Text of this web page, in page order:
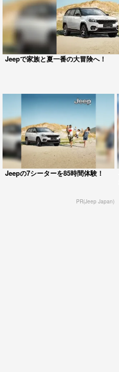
Jeepで家族と夏一番の大冒険へ！
Jeepの7シーターを85時間体験！
PR(Jeep Japan)